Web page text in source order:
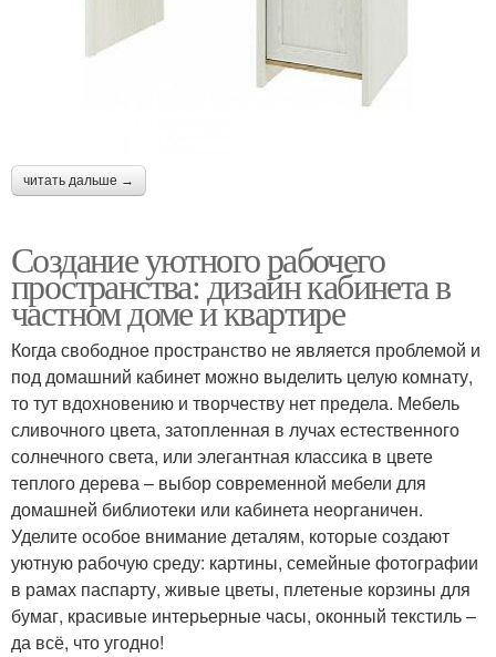
читать дальше →
Создание уютного рабочего
пространства: дизайн кабинета в
частном доме и квартире
Когда свободное пространство не является проблемой и
под домашний кабинет можно выделить целую комнату,
то тут вдохновению и творчеству нет предела. Мебель
сливочного цвета, затопленная в лучах естественного
солнечного света, или элегантная классика в цвете
теплого дерева – выбор современной мебели для
домашней библиотеки или кабинета неорганичен.
Уделите особое внимание деталям, которые создают
уютную рабочую среду: картины, семейные фотографии
в рамах паспарту, живые цветы, плетеные корзины для
бумаг, красивые интерьерные часы, оконный текстиль –
да всё, что угодно!